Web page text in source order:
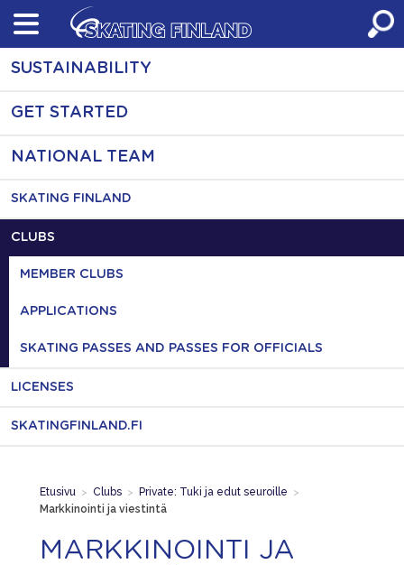
Skip
content
SUSTAINABILITY
GET STARTED
NATIONAL TEAM
SKATING FINLAND
CLUBS
MEMBER CLUBS
APPLICATIONS
SKATING PASSES AND PASSES FOR OFFICIALS
LICENSES
SKATINGFINLAND.FI
Etusivu > Clubs > Private: Tuki ja edut seuroille >
Markkinointi ja viestintä
MARKKINOINTI JA